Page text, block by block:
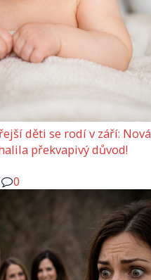
děti se rodí v září: Nová
překvapivý důvod!
0